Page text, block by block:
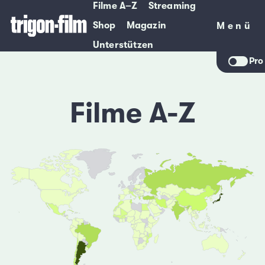
Filme A–Z
Streaming
Shop
Magazin
Unterstützen
Menü
Menü
Pro
Filme A-Z